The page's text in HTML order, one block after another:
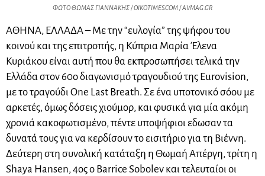
ΦΩΤΟ ΘΩΜΑΣ ΓΙΑΝΝΑΚΗΣ / OIKOTIMES.COM / AVMAG.GR
ΑΘΗΝΑ, ΕΛΛΑΔΑ – Με την “ευλογία” της ψήφου του
κοινού και της επιτροπής, η Κύπρια Μαρία Έλενα
Κυριάκου είναι αυτή που θα εκπροσωπήσει τελικά την
Ελλάδα στον 60ο διαγωνισμό τραγουδιού της Eurovision,
με το τραγούδι One Last Breath. Σε ένα υποτονικό σόου με
αρκετές, όμως δόσεις χιούμορ, και φυσικά για μία ακόμη
χρονιά κακοφωτισμένο, πέντε υποψήφιοι εδωσαν τα
δυνατά τους για να κερδίσουν το εισιτήριο για τη Βιέννη.
Δεύτερη στη συνολική κατάταξη η Θωμαή Απέργη, τρίτη η
Shaya Hansen, 4ος ο Barrice Sobolev και τελευταίοι οι